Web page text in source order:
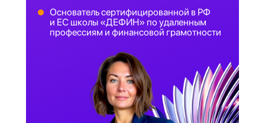
Основатель сертифицированной в РФ
и ЕС школы «ДЕФИН» по удаленным
профессиям и финансовой грамотности